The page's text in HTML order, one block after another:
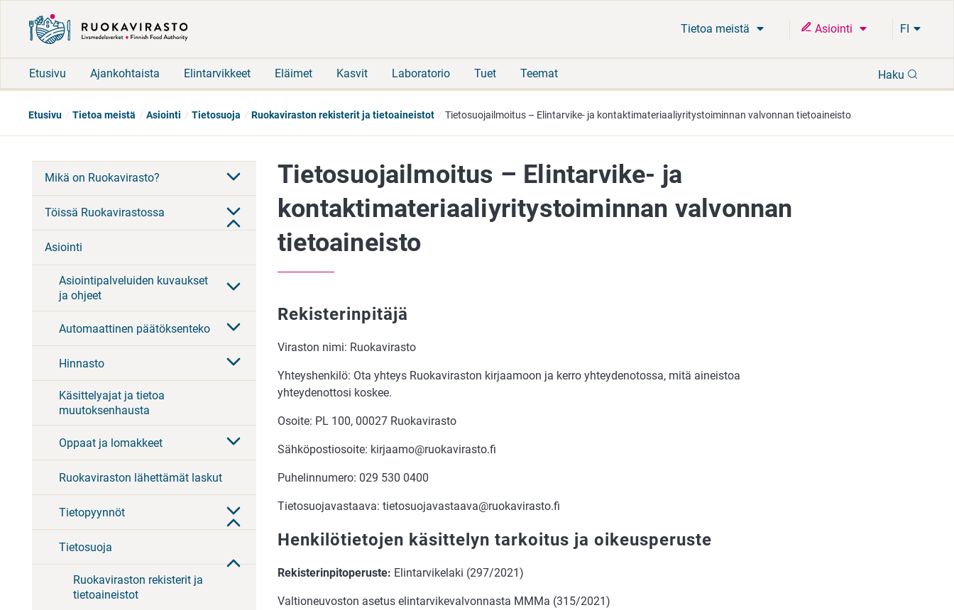
Tietoa meistä Asiointi FI
Etusivu Ajankohtaista Elintarvikkeet Eläimet Kasvit Laboratorio Tuet Teemat Haku
Etusivu Tietoa meistä Asiointi Tietosuoja Ruokaviraston rekisterit ja tietoaineistot Tietosuojailmoitus – Elintarvike- ja kontaktimateriaaliyritystoiminnan valvonnan tietoaineisto
Mikä on Ruokavirasto?
Töissä Ruokavirastossa
Asiointi
Asiointipalveluiden kuvaukset
ja ohjeet
Automaattinen päätöksenteko
Hinnasto
Käsittelyajat ja tietoa
muutoksenhausta
Oppaat ja lomakkeet
Ruokaviraston lähettämät laskut
Tietopyynnöt
Tietosuoja
Ruokaviraston rekisterit ja
tietoaineistot
Tietosuojailmoitus – Elintarvike- ja
kontaktimateriaaliyritystoiminnan valvonnan
tietoaineisto
Rekisterinpitäjä
Viraston nimi: Ruokavirasto
Yhteyshenkilö: Ota yhteys Ruokaviraston kirjaamoon ja kerro yhteydenotossa, mitä aineistoa
yhteydenottosi koskee.
Osoite: PL 100, 00027 Ruokavirasto
Sähköpostiosoite: kirjaamo@ruokavirasto.fi
Puhelinnumero: 029 530 0400
Tietosuojavastaava: tietosuojavastaava@ruokavirasto.fi
Henkilötietojen käsittelyn tarkoitus ja oikeusperuste
Rekisterinpitoperuste: Elintarvikelaki (297/2021)
Valtioneuvoston asetus elintarvikevalvonnasta MMMa (315/2021)